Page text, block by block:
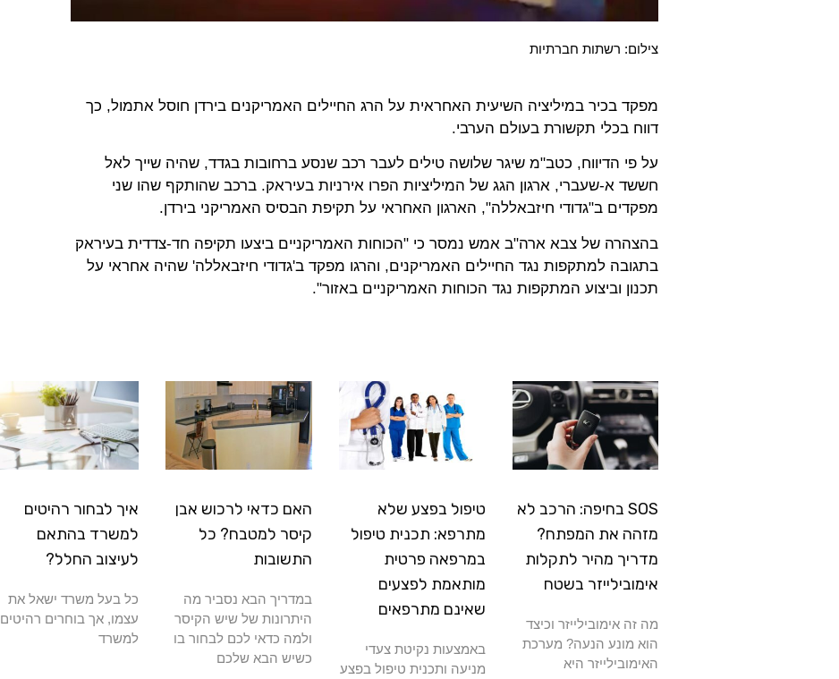
צילום: רשתות חברתיות
מפקד בכיר במיליציה השיעית האחראית על הרג החיילים האמריקנים בירדן חוסל אתמול, כך
דווח בכלי תקשורת בעולם הערבי.
על פי הדיווח, כטב"מ שיגר שלושה טילים לעבר רכב שנסע ברחובות בגדד, שהיה שייך לאל
חששד א-שעברי, ארגון הגג של המיליציות הפרו אירניות בעיראק. ברכב שהותקף שהו שני
מפקדים ב"גדודי חיזבאללה", הארגון האחראי על תקיפת הבסיס האמריקני בירדן.
בהצהרה של צבא ארה"ב אמש נמסר כי "הכוחות האמריקניים ביצעו תקיפה חד-צדדית בעיראק
בתגובה למתקפות נגד החיילים האמריקנים, והרגו מפקד ב'גדודי חיזבאללה' שהיה אחראי על
תכנון וביצוע המתקפות נגד הכוחות האמריקניים באזור".
SOS בחיפה: הרכב לא
מזהה את המפתח?
מדריך מהיר לתקלות
אימובילייזר בשטח
מה זה אימובילייזר וכיצד
הוא מונע הנעה? מערכת
האימובילייזר היא
טיפול בפצע שלא
מתרפא: תכנית טיפול
במרפאה פרטית
מותאמת לפצעים
שאינם מתרפאים
באמצעות נקיטת צעדי
מניעה ותכנית טיפול בפצע
האם כדאי לרכוש אבן
קיסר למטבח? כל
התשובות
במדריך הבא נסביר מה
היתרונות של שיש הקיסר
ולמה כדאי לכם לבחור בו
כשיש הבא שלכם
איך לבחור רהיטים
למשרד בהתאם
לעיצוב החלל?
כל בעל משרד ישאל את
עצמו, אך בוחרים רהיטים
למשרד